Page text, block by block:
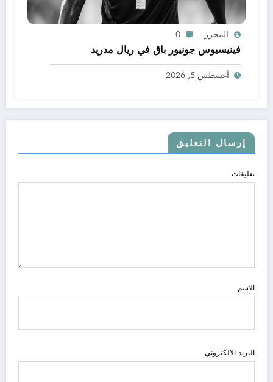
المحرر 0
فينيسيوس جونيور باق في ريال مدريد
أغسطس 5, 2026
إرسال التعليق
تعليقات
الاسم
البريد الالكتروني